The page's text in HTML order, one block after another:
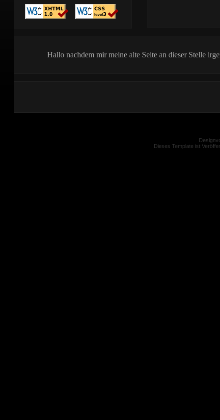
Hallo nachdem mir meine alte Seite an dieser Stelle
Dieses Template ist